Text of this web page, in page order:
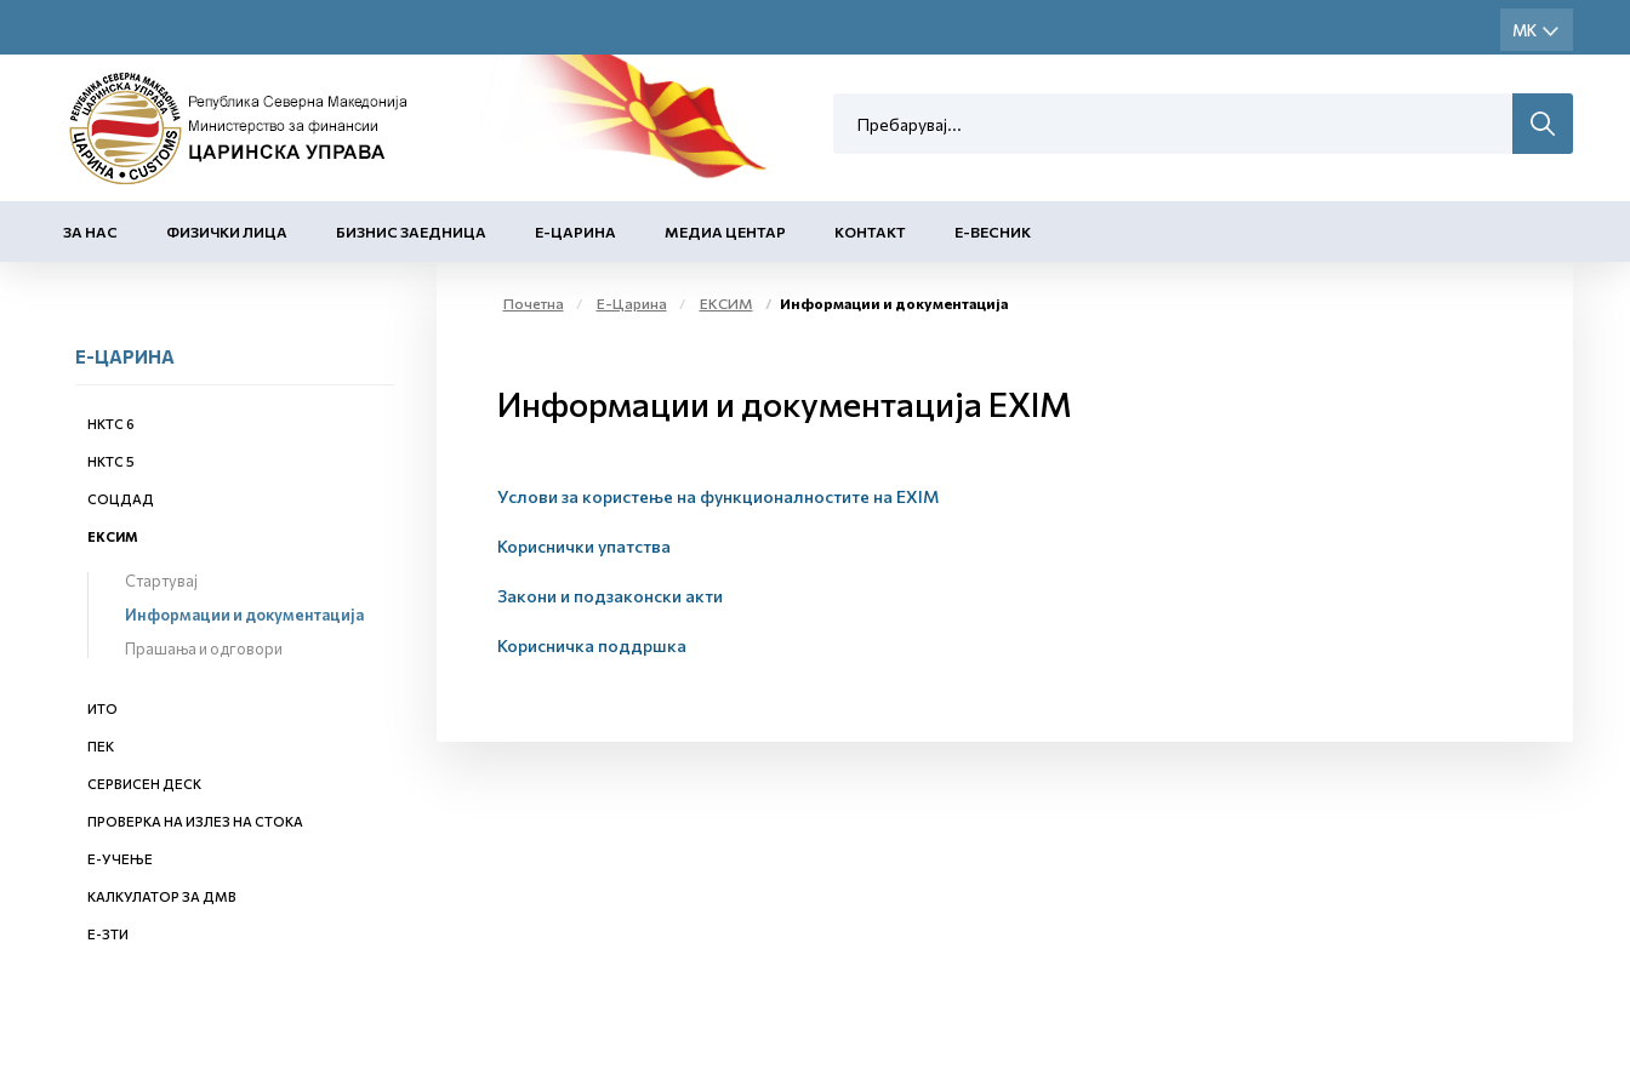
ЗА НАС ФИЗИЧКИ ЛИЦА БИЗНИС ЗАЕДНИЦА Е-ЦАРИНА МЕДИА ЦЕНТАР КОНТАКТ Е-ВЕСНИК
Е-ЦАРИНА
НКТС 6
НКТС 5
СОЦДАД
ЕКСИМ
Стартувај
Информации и документација
Прашања и одговори
ИТО
ПЕК
СЕРВИСЕН ДЕСК
ПРОВЕРКА НА ИЗЛЕЗ НА СТОКА
Е-УЧЕЊЕ
КАЛКУЛАТОР ЗА ДМВ
Е-ЗТИ
Почетна Е-Царина ЕКСИМ Информации и документација
Информации и документација EXIM
Услови за користење на функционалностите на EXIM
Кориснички упатства
Закони и подзаконски акти
Корисничка поддршка